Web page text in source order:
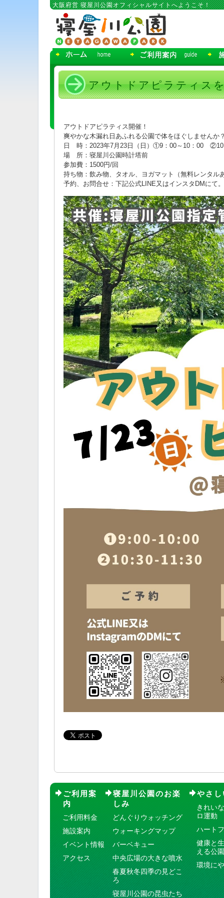
大阪府営 寝屋川公園オフィシャルサイトへようこそ！
コ
ツ
へ
動
アウトドアピラティ
アウトドアピラティス開催！
爽やかな木漏れ日あふれる公園で体をほぐしませんか
日 時：2023年7月23日（日）①9：00～10：00 ②10
場 所：寝屋川公園時計塔前
参加費：1500円/回
持ち物：飲み物、タオル、ヨガマット（無料レンタル
予約、お問合せ：下記公式LINE又はインスタDMにて。
ご利用案
内
ご利用料金
施設案内
イベント情報
アクセス
寝屋川公園のお楽
しみ
どんぐりウォッチング
ウォーキングマップ
バーベキュー
中央広場の大きな噴水
春夏秋冬四季の見どこ
ろ
寝屋川公園の昆虫たち
やさ
きれい
ロ運動
ハート
健康と
える公園
環境に